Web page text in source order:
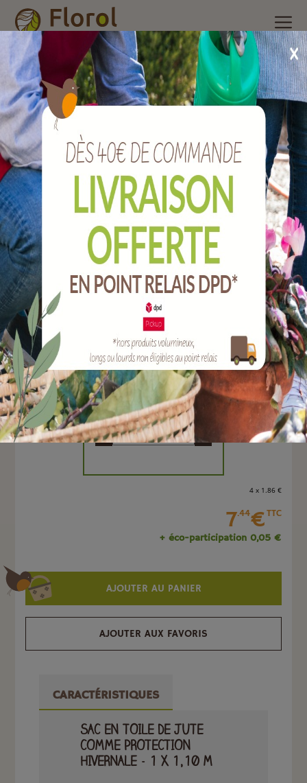
Accueil Nos produits /Outils de jardin/ Plasticulture, liens,
Grillage
Sac de jute tous usages et protection hivernale 110 x
100 cm
Sac de jute tous usages et protection
hivernale 110 x 100 cm
Ref : J12053
EAN :
Marque :
SOERGEN Distribution
Quantité :
Unité
- +
4 x 1 .86 €
7.44€TTC
+ éco-participation 0,05 €
AJOUTER AU PANIER
AJOUTER AUX FAVORIS
CARACTÉRISTIQUES
SAC EN TOILE DE JUTE
COMME PROTECTION
HIVERNALE - 1 X 1,10 M